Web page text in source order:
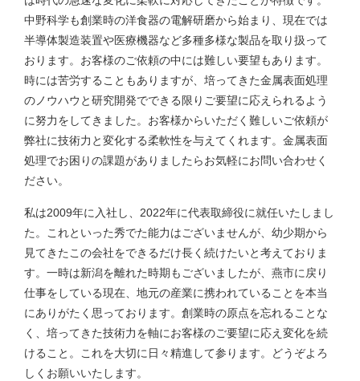
中野科学も創業時の洋食器の電解研磨から始まり、現在では
半導体製造装置や医療機器など多種多様な製品を取り扱って
おります。お客様のご依頼の中には難しい要望もあります。
時には苦労することもありますが、培ってきた金属表面処理
のノウハウと研究開発でできる限りご要望に応えられるよう
に努力をしてきました。お客様からいただく難しいご依頼が
弊社に技術力と変化する柔軟性を与えてくれます。金属表面
処理でお困りの課題がありましたらお気軽にお問い合わせく
ださい。
私は2009年に入社し、2022年に代表取締役に就任いたしまし
た。これといった秀でた能力はございませんが、幼少期から
見てきたこの会社をできるだけ長く続けたいと考えておりま
す。一時は新潟を離れた時期もございましたが、燕市に戻り
仕事をしている現在、地元の産業に携われていることを本当
にありがたく思っております。創業時の原点を忘れることな
く、培ってきた技術力を軸にお客様のご要望に応え変化を続
けること。これを大切に日々精進して参ります。どうぞよろ
しくお願いいたします。